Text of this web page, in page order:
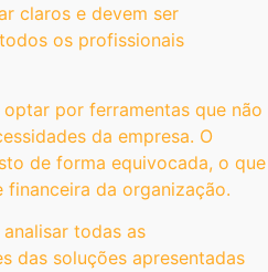
claros e devem ser
os profissionais
por ferramentas que não
da empresa. O
de forma equivocada, o que
financeira da organização.
todas as
das soluções apresentadas